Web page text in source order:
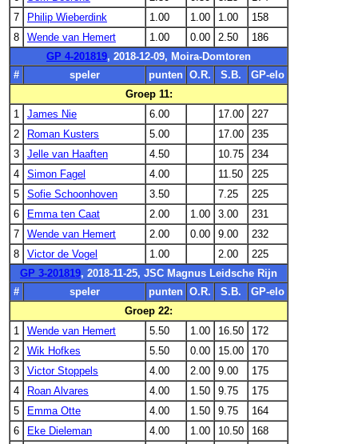
7
Philip Wieberdink 1.00 1.00 1.00
158
8
Wende van Hemert 1.00 0.00 2.50
186
GP 4-201819, 2018-12-09, Moira-Domtoren
#
speler punten O.R. S.B.
GP-elo
Groep 11:
1
James Nie 6.00 17.00
227
2
Roman Kusters 5.00 17.00
235
3
Jelle van Haaften 4.50 10.75
234
4
Simon Fagel 4.00 11.50
225
5
Sofie Schoonhoven 3.50 7.25
225
6
Emma ten Caat 2.00 1.00 3.00
231
7
Wende van Hemert 2.00 0.00 9.00
232
8
Victor de Vogel 1.00 2.00
225
GP 3-201819, 2018-11-25, JSC Magnus Leidsche Rijn
#
speler punten O.R. S.B.
GP-elo
Groep 22:
1
Wende van Hemert 5.50 1.00 16.50
172
2
Wik Hofkes 5.50 0.00 15.00
170
3
Victor Stoppels 4.00 2.00 9.00
175
4
Roan Alvares 4.00 1.50 9.75
175
5
Emma Otte 4.00 1.50 9.75
164
6
Eke Dieleman 4.00 1.00 10.50
168